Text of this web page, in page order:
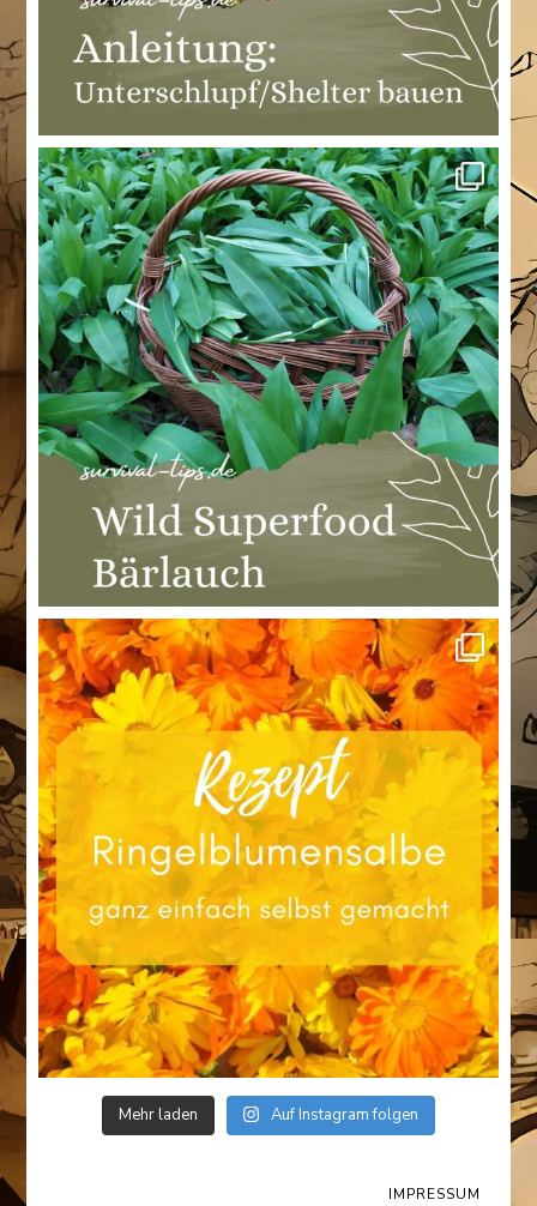
Mehr laden Auf Instagram folgen
IMPRESSUM